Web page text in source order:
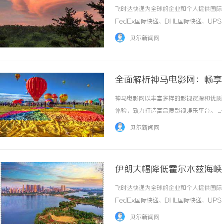
飞时达快递为全球的企业和个人提供国
FedEx国际快递、DHL国际快递、
务。欧洲.美洲.非洲.东南亚促销价格
贝尔新闻网
全面解析神马电影网：畅
神马电影网以丰富多样的影视资源和优
体验，致力打造高品质影视娱乐平台。
贝尔新闻网
伊朗大幅降低霍尔木兹海
国际快递_上飞时达快递官
飞时达快递为全球的企业和个人提供国
FedEx国际快递、DHL国际快递、
务。欧洲.美洲.非洲.东南亚促销价格
贝尔新闻网